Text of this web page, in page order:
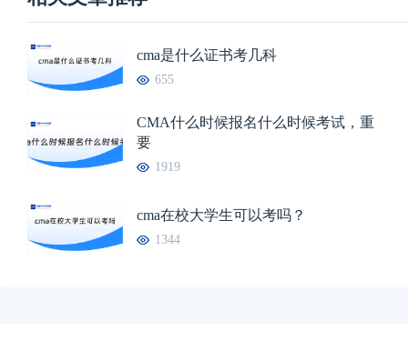
cma是什么证书考几科
655
CMA什么时候报名什么时候考试，重
要
1919
cma在校大学生可以考吗？
1344